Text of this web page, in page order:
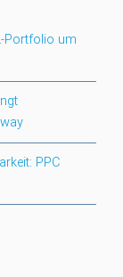
Portfolio um
PPC